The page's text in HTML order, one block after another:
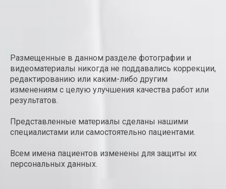
Размещенные в данном разделе фотографии и
видеоматериалы никогда не поддавались коррекции,
редактированию или каким-либо другим
изменениям с целую улучшения качества работ или
результатов.
Представленные материалы сделаны нашими
специалистами или самостоятельно пациентами.
Всем имена пациентов изменены для защиты их
персональных данных.